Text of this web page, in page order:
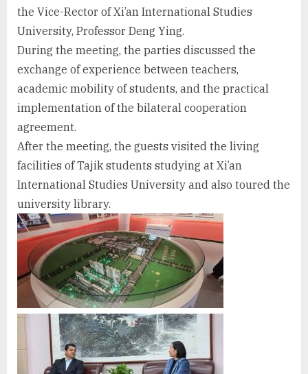
the Vice-Rector of Xi’an International Studies
University, Professor Deng Ying.
During the meeting, the parties discussed the
exchange of experience between teachers,
academic mobility of students, and the practical
implementation of the bilateral cooperation
agreement.
After the meeting, the guests visited the living
facilities of Tajik students studying at Xi’an
International Studies University and also toured the
university library.